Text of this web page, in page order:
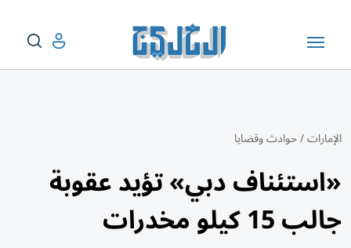
الإمارات/حوادث وقضايا
«استئناف دبي» تؤيد عقوبة
جالب 15 كيلو مخدرات